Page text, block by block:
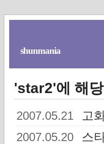
shunmania
'star2'에 해
2007.05.21 고
2007.05.20 스